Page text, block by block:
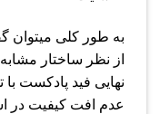
از نظر ساختار
نهایی فید پادکست
عدم افت کیفیت در